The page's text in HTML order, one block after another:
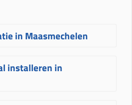
in Maasmechelen
installeren in
gebeurt bij Plugnet
installeren in